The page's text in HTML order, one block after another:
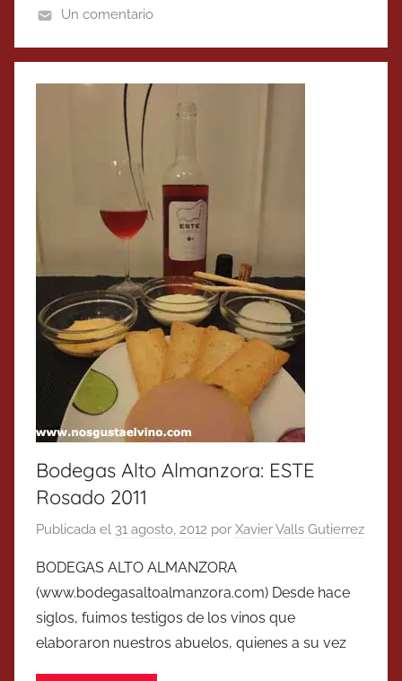
Un comentario
Bodegas Alto Almanzora: ESTE
Rosado 2011
Publicada el 31 agosto, 2012 por Xavier Valls Gutierrez
BODEGAS ALTO ALMANZORA
(www.bodegasaltoalmanzora.com) Desde hace
siglos, fuimos testigos de los vinos que
elaboraron nuestros abuelos, quienes a su vez